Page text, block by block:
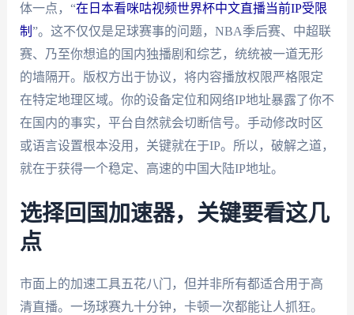
体一点，“在日本看咪咕视频世界杯中文直播当前IP受限
制 ”。这不仅仅是足球赛事的问题，NBA季后赛、中超联
赛、乃至你想追的国内独播剧和综艺，统统被一道无形
的墙隔开。版权方出于协议，将内容播放权限严格限定
在特定地理区域。你的设备定位和网络IP地址暴露了你不
在国内的事实，平台自然就会切断信号。手动修改时区
或语言设置根本没用，关键就在于IP。所以，破解之道，
就在于获得一个稳定、高速的中国大陆IP地址。
选择回国加速器，关键要看这几
点
市面上的加速工具五花八门，但并非所有都适合用于高
清直播。一场球赛九十分钟，卡顿一次都能让人抓狂。